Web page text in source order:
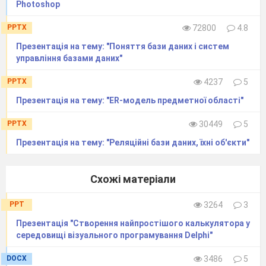
шару з ефектом.
зображеннях нижче можна наочно побачити
Photoshop
PPTX 72800
4.8
Презентація на тему: "Поняття бази даних і систем
управління базами даних"
PPTX 4237
5
Презентація на тему: "ER-модель предметної області"
PPTX 30449
5
Презентація на тему: "Реляційні бази даних, їхні об'єкти"
Схожі матеріали
PPT 3264
3
Презентація "Створення найпростішого калькулятора у
середовищі візуального програмування Delphi"
DOCX 3486
5